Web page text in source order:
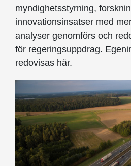
myndighetsstyrning,
innovationsinsatser med
analyser genomförs och
för regeringsuppdrag.
redovisas här.